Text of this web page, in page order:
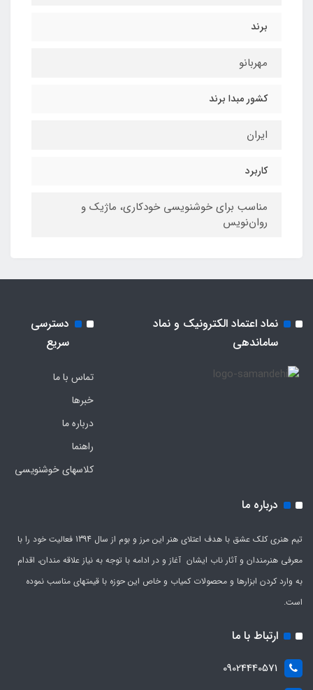
برند
مهربانو
کشور مبدا برند
ایران
کاربرد
مناسب برای خوشنویسی خودکاری، ماژیک و
روان‌نویس
نماد اعتماد الکترونیک و نماد
ساماندهی
دسترسی
سریع
تماس با ما
خبرها
درباره ما
راهنما
کلاسهای خوشنویسی
درباره ما
تیم هنری کلک عشق با هدف اعتلای هنر این مرز و بوم از سال 1394 فعالیت خود را با
معرفی هنرمندان و آثار ناب ایشان آغاز و در ادامه با توجه به نیاز علاقه مندان، اقدام
به وارد کردن ابزارها و محصولات کمیاب و خاص این حوزه با قیمتهای مناسب نموده
است.
ارتباط با ما
09024440571